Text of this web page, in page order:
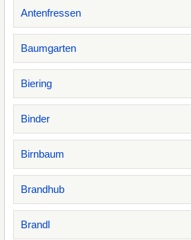
Antenfressen
Baumgarten
Biering
Binder
Birnbaum
Brandhub
Brandl